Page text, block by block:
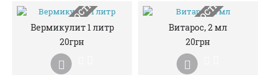
НЕМАЄ В НАЯВНОСТІ
Вермикулит 1 литр
20грн
НЕМАЄ В НАЯВНОСТІ
Витарос, 2 мл
20грн